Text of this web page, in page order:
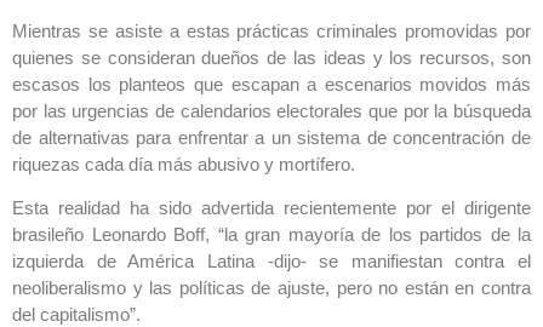
Mientras se asiste a estas prácticas criminales promovidas por
quienes se consideran dueños de las ideas y los recursos, son
escasos los planteos que escapan a escenarios movidos más
por las urgencias de calendarios electorales que por la búsqueda
de alternativas para enfrentar a un sistema de concentración de
riquezas cada día más abusivo y mortífero.
Esta realidad ha sido advertida recientemente por el dirigente
brasileño Leonardo Boff, “la gran mayoría de los partidos de la
izquierda de América Latina -dijo- se manifiestan contra el
neoliberalismo y las políticas de ajuste, pero no están en contra
del capitalismo”.